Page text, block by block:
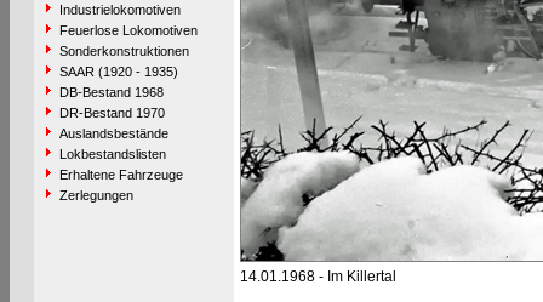
Industrielokomotiven
Feuerlose Lokomotiven
Sonderkonstruktionen
SAAR (1920 - 1935)
DB-Bestand 1968
DR-Bestand 1970
Auslandsbestände
Lokbestandslisten
Erhaltene Fahrzeuge
Zerlegungen
14.01.1968 - Im Killertal